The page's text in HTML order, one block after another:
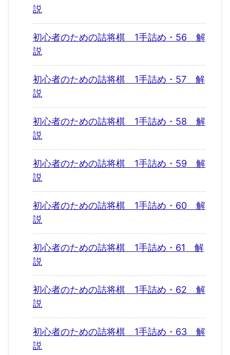
説
初心者のための詰将棋 1手詰め・56 解
説
初心者のための詰将棋 1手詰め・57 解
説
初心者のための詰将棋 1手詰め・58 解
説
初心者のための詰将棋 1手詰め・59 解
説
初心者のための詰将棋 1手詰め・60 解
説
初心者のための詰将棋 1手詰め・61 解
説
初心者のための詰将棋 1手詰め・62 解
説
初心者のための詰将棋 1手詰め・63 解
説